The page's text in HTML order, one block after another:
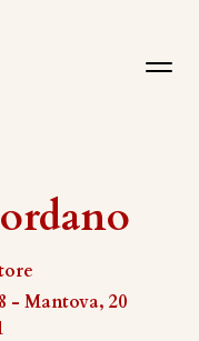
- Mantova, 20